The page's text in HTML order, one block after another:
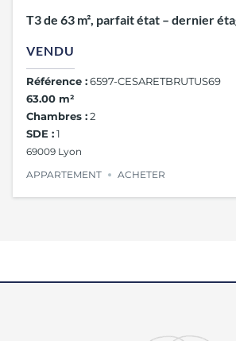
T3 de 63 m², parfait état – dernier étage – Lyon 9 / St
VENDU
Référence :6597-CESARETBRUTUS69
63.00 m²
Chambres :2
SDE :1
69009 Lyon
APPARTEMENT
ACHETER